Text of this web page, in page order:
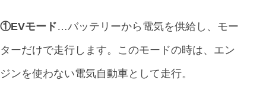
①EVモード…バッテリーから電気を供給し、モー
ターだけで走行します。このモードの時は、エン
ジンを使わない電気自動車として走行。